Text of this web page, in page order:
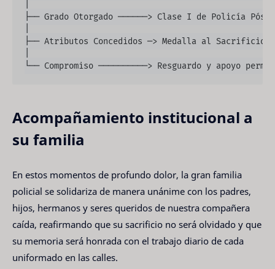
├── Grado Otorgado ──────> Clase I de Policía
├── Atributos Concedidos ─> Medalla al
Acompañamiento institucional a
su familia
En estos momentos de profundo dolor, la gran familia
policial se solidariza de manera unánime con los padres,
hijos, hermanos y seres queridos de nuestra compañera
caída, reafirmando que su sacrificio no será olvidado y que
su memoria será honrada con el trabajo diario de cada
uniformado en las calles.